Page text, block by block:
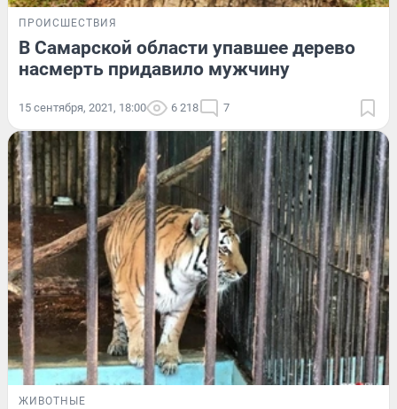
ПРОИСШЕСТВИЯ
В Самарской области упавшее дерево
насмерть придавило мужчину
15 сентября, 2021, 18:00 6 218 7
ЖИВОТНЫЕ